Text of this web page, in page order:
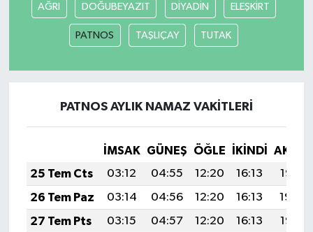
AĞRI DOĞUBEYAZIT DİYADİN ELEŞKİRT
PATNOS TAŞLIÇAY TUTAK
PATNOS AYLIK NAMAZ VAKITLERI
İMSAK GÜNEŞ ÖĞLE İKINDI
25 Tem Cts
03:12 04:55 12:20 16:13
19:35
26 Tem Paz
03:14 04:56 12:20 16:13
19:34
27 Tem Pts
03:15 04:57 12:20 16:13
19:33